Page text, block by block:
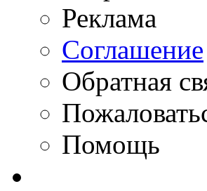
Реклама
Соглашение
Обратная
Помощь